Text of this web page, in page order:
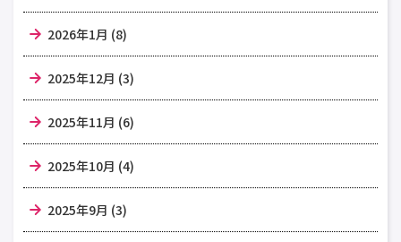
2026年1月 (8)
2025年12月 (3)
2025年11月 (6)
2025年10月 (4)
2025年9月 (3)